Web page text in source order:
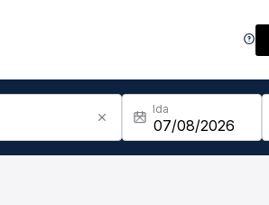
Ida